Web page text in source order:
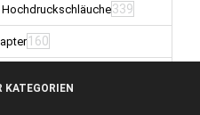
Hochdruckschläuche339
160
KATEGORIEN